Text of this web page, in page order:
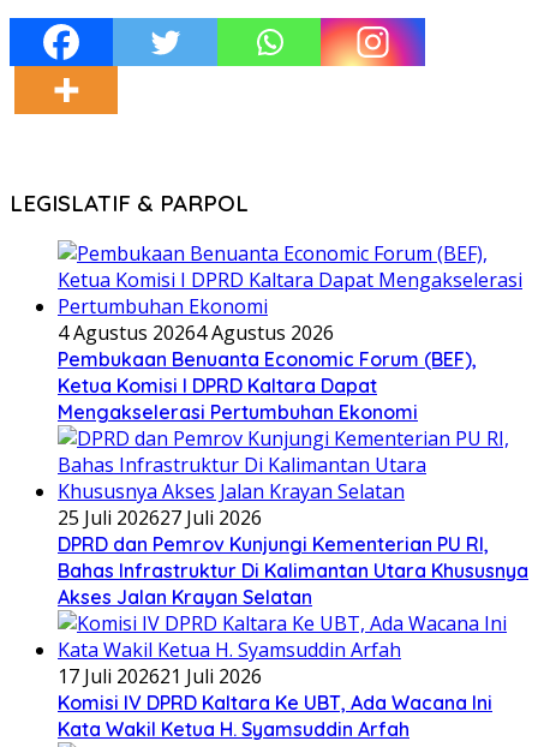
LEGISLATIF & PARPOL
4 Agustus 20264 Agustus 2026
Pembukaan Benuanta Economic Forum (BEF),
Ketua Komisi I DPRD Kaltara Dapat
Mengakselerasi Pertumbuhan Ekonomi
25 Juli 202627 Juli 2026
DPRD dan Pemrov Kunjungi Kementerian PU RI,
Bahas Infrastruktur Di Kalimantan Utara Khususnya
Akses Jalan Krayan Selatan
17 Juli 202621 Juli 2026
Komisi IV DPRD Kaltara Ke UBT, Ada Wacana Ini
Kata Wakil Ketua H. Syamsuddin Arfah